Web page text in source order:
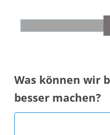
Was können wir
besser machen?